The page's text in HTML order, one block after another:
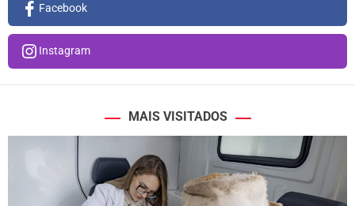
Facebook
Instagram
MAIS VISITADOS